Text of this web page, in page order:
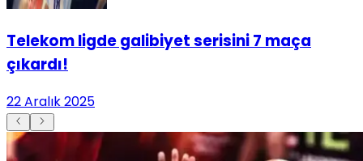
Telekom ligde galibiyet serisini 7 maça
çıkardı!
22 Aralık 2025